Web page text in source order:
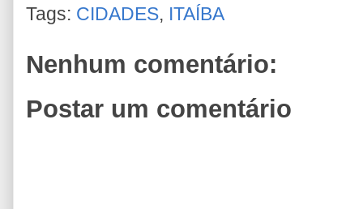
Tags: CIDADES, ITAÍBA
Nenhum comentário:
Postar um comentário